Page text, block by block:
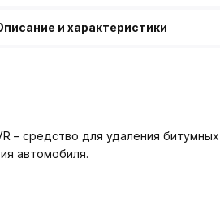
и характеристики
– средство для удаления
автомобиля.